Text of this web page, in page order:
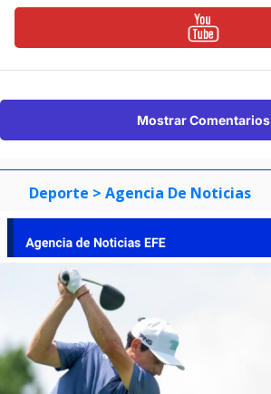
Mostrar Comentarios
Deporte > Agencia De Noticias